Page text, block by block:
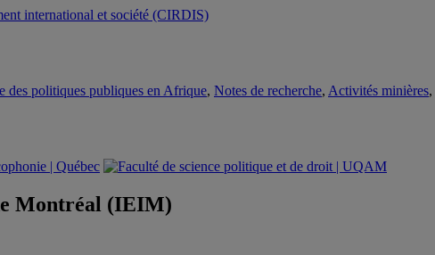
des politiques publiques en Afrique, Notes de recherche, Activités minières,
Montréal (IEIM)